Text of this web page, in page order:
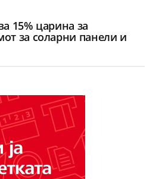
15% царина за
за соларни панели и